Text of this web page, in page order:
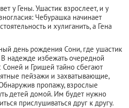
у Гены. Ушастик взрослеет, и у
Чебурашка начинает
и хулиганить, а Гена
день рождения Сони, где ушастик
надежде избежать очередной
и Гришей тайно сбегают
пейзажи и захватывающие,
пропажу, взрослые
детей домой. Им будет нужно
прислушиваться друг к другу.